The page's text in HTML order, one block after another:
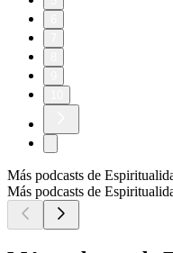
Más podcasts de
Más podcasts de